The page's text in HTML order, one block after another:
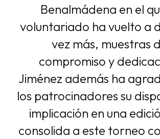
Benalmádena en el
voluntariado ha vuelto a
vez más, muestras
compromiso y
Jiménez además ha
los patrocinadores su
implicación en una
consolida a este torneo